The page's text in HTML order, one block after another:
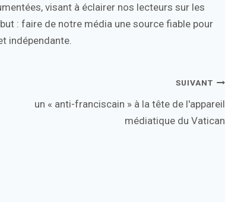
visant à éclairer nos lecteurs sur les
: faire de notre média une source fiable pour
indépendante.
SUIVANT
un « anti-franciscain » à la tête de l'appareil
médiatique du Vatican